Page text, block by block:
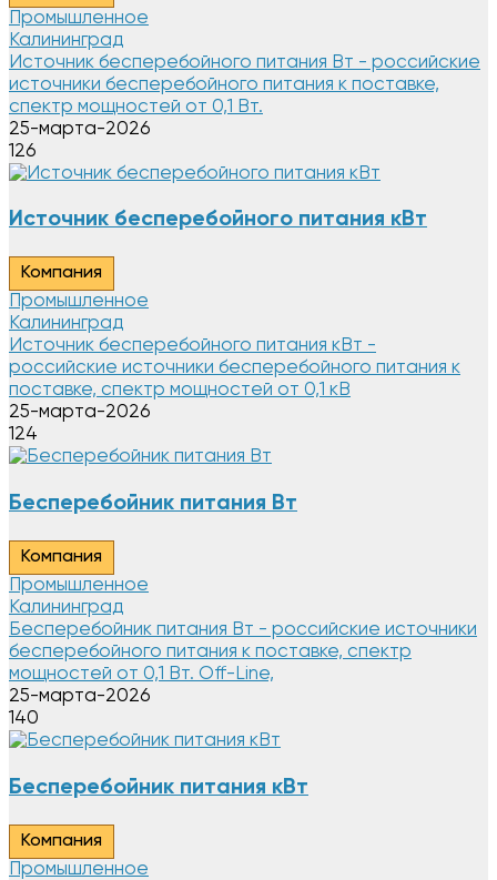
Промышленное
Калининград
Источник бесперебойного питания Вт - российские
источники бесперебойного питания к поставке,
спектр мощностей от 0,1 Вт.
25-марта-2026
126
Источник бесперебойного питания кВт
Компания
Промышленное
Калининград
Источник бесперебойного питания кВт -
российские источники бесперебойного питания к
поставке, спектр мощностей от 0,1 кВ
25-марта-2026
124
Бесперебойник питания Вт
Компания
Промышленное
Калининград
Бесперебойник питания Вт - российские источники
бесперебойного питания к поставке, спектр
мощностей от 0,1 Вт. Off-Line,
25-марта-2026
140
Бесперебойник питания кВт
Компания
Промышленное